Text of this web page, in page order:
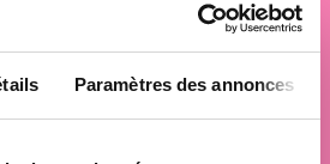
Paramètres des annonces